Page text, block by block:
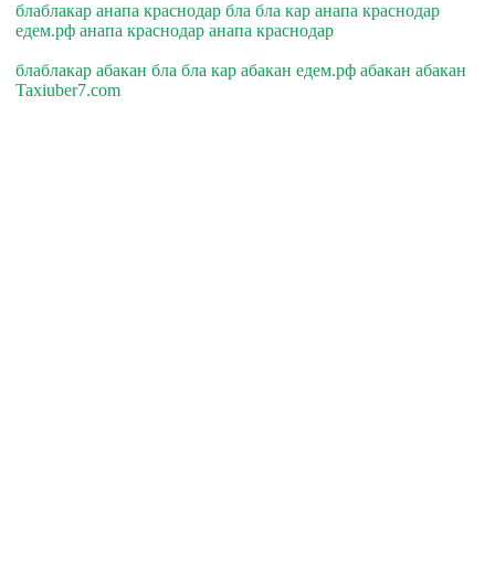
блаблакар анапа краснодар бла бла кар анапа краснодар
едем.рф анапа краснодар анапа краснодар
блаблакар абакан бла бла кар абакан едем.рф абакан абакан
Taxiuber7.com